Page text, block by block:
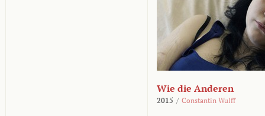
Wie die Anderen
2015 / Constantin Wulff